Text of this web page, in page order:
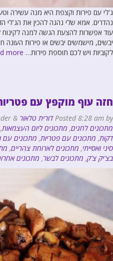
ג'לי עם פירות וקצפת היא מנה עשירה
נהדרים. אמא שלי נהגה להכין את הג'לי
עוד אפשרות להצעת הגשה למנה לקינוח
יבשים, מישמשים יבשים או פירות העונה
לקוביות ויש לכם תוספת פירות… more »
חזה עוף מוקפץ עם
Posted8:28 am by דורית טלאור &
מתכונים לחגים, מתכונים ליום העצמאות,
דקות, מתכונים עם פטריות, מתכונים עם
סיני ואסייתי, מתכונים לארוחת צהריים,
בצ'יק צ'ק, מתכונים לבשר, מתכונים